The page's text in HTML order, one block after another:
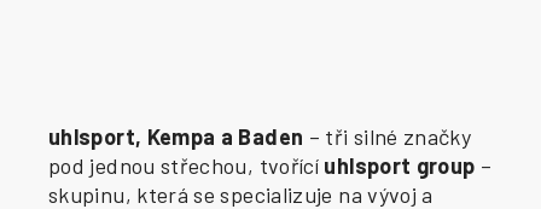
uhlsport, Kempa a Baden – tři silné značky
pod jednou střechou, tvořící uhlsport group –
skupinu, která se specializuje na vývoj a